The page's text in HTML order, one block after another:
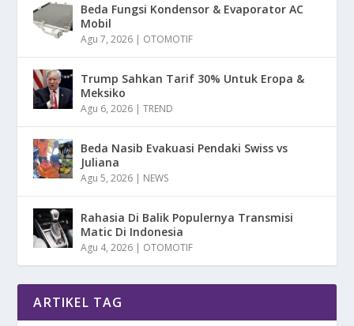
Beda Fungsi Kondensor & Evaporator AC
Mobil
Agu 7, 2026 | OTOMOTIF
Trump Sahkan Tarif 30% Untuk Eropa &
Meksiko
Agu 6, 2026 |TREND
Beda Nasib Evakuasi Pendaki Swiss vs
Juliana
Agu 5, 2026 | NEWS
Rahasia Di Balik Populernya Transmisi
Matic Di Indonesia
Agu 4, 2026 | OTOMOTIF
ARTIKEL TAG